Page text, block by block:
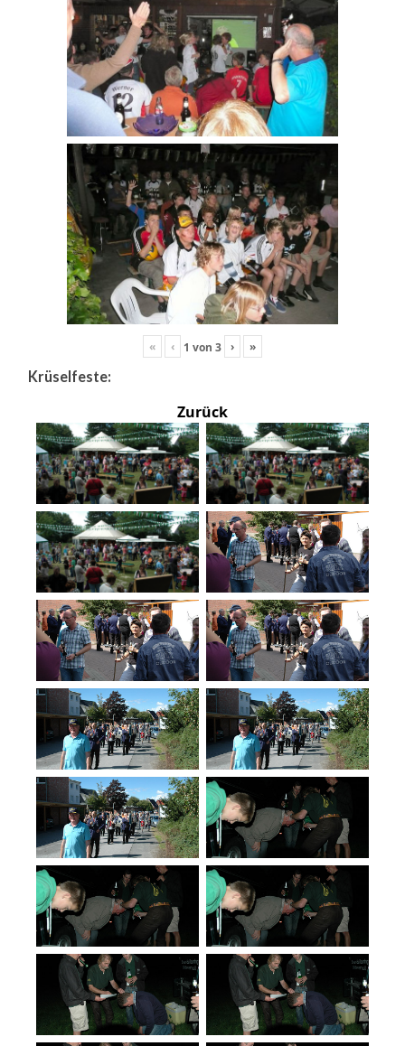
« ‹ 1 von 3 › »
Krüselfeste:
Zurück